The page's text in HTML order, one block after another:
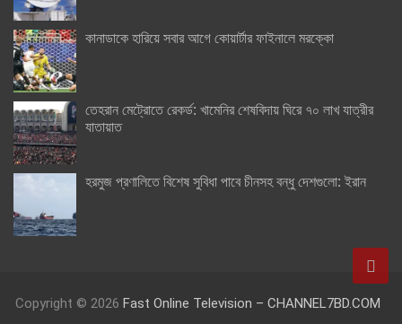
কানাডাকে হারিয়ে সবার আগে কোয়ার্টার ফাইনালে মরক্কো
তেহরান মেট্রোতে রেকর্ড: খামেনির শেষবিদায় ঘিরে ৭০ লাখ যাত্রীর
যাতায়াত
হরমুজ প্রণালিতে বিশেষ সুবিধা পাবে চীনসহ বন্ধু দেশগুলো: ইরান
Copyright © 2026 Fast Online Television – CHANNEL7BD.COM